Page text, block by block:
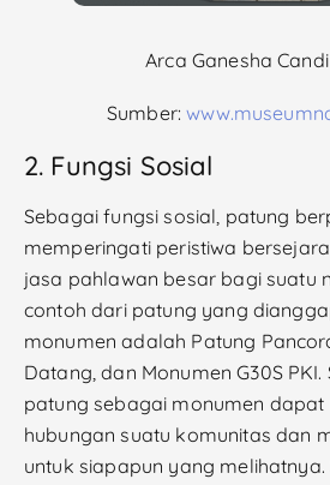
Arca Ganesha
Sumber:
2. Fungsi Sosial
Sebagai fungsi sosial, patung
memperingati peristiwa
jasa pahlawan besar bagi suatu
contoh dari patung yang
monumen adalah Patung
Datang, dan Monumen G30S
patung sebagai monumen
hubungan suatu komunitas dan
untuk siapapun yang melihatnya.